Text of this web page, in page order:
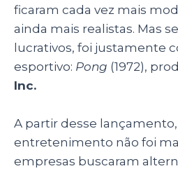
p
p
o
o
k
n
ficaram cada vez mais
ainda mais realistas. Mas
lucrativos, foi justamente
esportivo: Pong (1972),
Inc.
A partir desse
entretenimento não foi
empresas buscaram